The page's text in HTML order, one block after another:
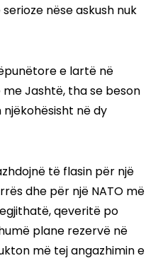
nëse askush nuk
e lartë në
Jashtë, tha se beson
në dy
të flasin për një
dhe për një NATO më
qeveritë po
plane rezervë në
më tej angazhimin e